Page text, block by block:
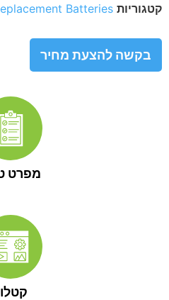
קטגוריות Batteries
בקשה להצעת מחיר
מפרט